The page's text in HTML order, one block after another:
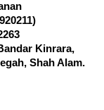
Kinrara,
Shah Alam.